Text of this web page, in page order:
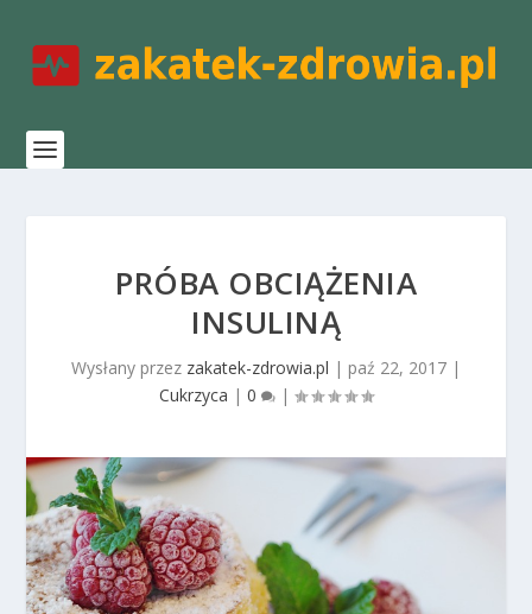
PRÓBA OBCIĄŻENIA
INSULINĄ
Wysłany przez zakatek-zdrowia.pl | paź 22, 2017 |
Cukrzyca | 0 |